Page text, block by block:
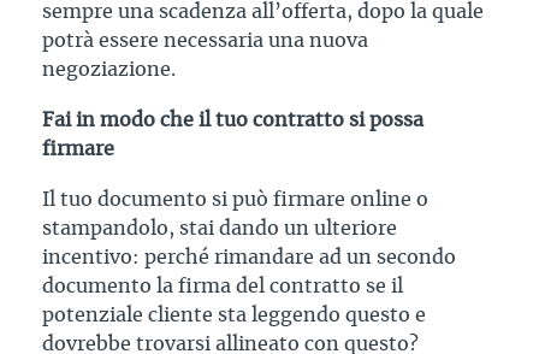
sempre una scadenza all’offerta, dopo la quale
potrà essere necessaria una nuova
negoziazione.
Fai in modo che il tuo contratto si possa
firmare
Il tuo documento si può firmare online o
stampandolo, stai dando un ulteriore
incentivo: perché rimandare ad un secondo
documento la firma del contratto se il
potenziale cliente sta leggendo questo e
dovrebbe trovarsi allineato con questo?